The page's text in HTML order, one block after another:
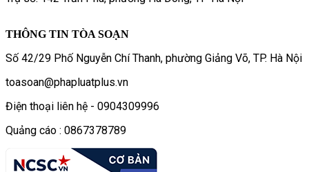
THÔNG TIN TÒA SOẠN
Số 42/29 Phố Nguyễn Chí Thanh, phường Giảng Võ, TP. Hà Nội
toasoan@phapluatplus.vn
Điện thoại liên hệ - 0904309996
Quảng cáo : 0867378789